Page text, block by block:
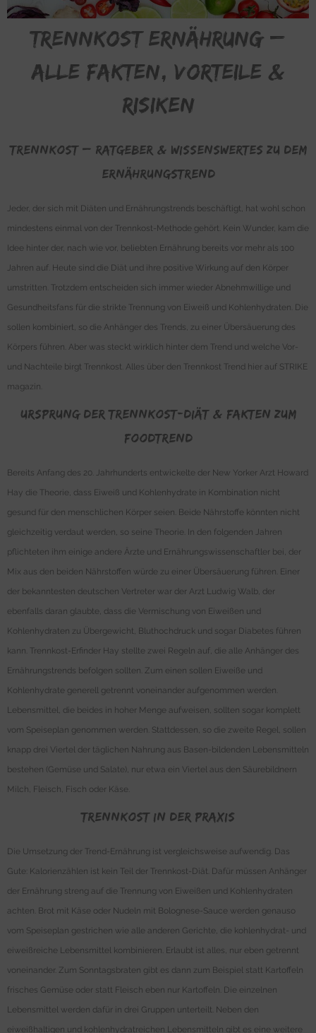
Trennkost Ernährung –
Alle Fakten, Vorteile &
Risiken
Trennkost – Ratgeber & Wissenswertes zu dem
Ernährungstrend
Jeder, der sich mit Diäten und Ernährungstrends beschäftigt, hat wohl schon
mindestens einmal von der Trennkost-Methode gehört. Kein Wunder, kam die
Idee hinter der, nach wie vor, beliebten Ernährung bereits vor mehr als 100
Jahren auf. Heute sind die Diät und ihre positive Wirkung auf den Körper
umstritten. Trotzdem entscheiden sich immer wieder Abnehmwillige und
Gesundheitsfans für die strikte Trennung von Eiweiß und Kohlenhydraten. Die
sollen kombiniert, so die Anhänger des Trends, zu einer Übersäuerung des
Körpers führen. Aber was steckt wirklich hinter dem Trend und welche Vor-
und Nachteile birgt Trennkost. Alles über den Trennkost Trend hier auf STRIKE
magazin.
Ursprung der Trennkost-Diät & Fakten zum
FoodTrend
Bereits Anfang des 20. Jahrhunderts entwickelte der New Yorker Arzt Howard
Hay die Theorie, dass Eiweiß und Kohlenhydrate in Kombination nicht
gesund für den menschlichen Körper seien. Beide Nährstoffe könnten nicht
gleichzeitig verdaut werden, so seine Theorie. In den folgenden Jahren
pflichteten ihm einige andere Ärzte und Ernährungswissenschaftler bei, der
Mix aus den beiden Nährstoffen würde zu einer Übersäuerung führen. Einer
der bekanntesten deutschen Vertreter war der Arzt Ludwig Walb, der
ebenfalls daran glaubte, dass die Vermischung von Eiweißen und
Kohlenhydraten zu Übergewicht, Bluthochdruck und sogar Diabetes führen
kann. Trennkost-Erfinder Hay stellte zwei Regeln auf, die alle Anhänger des
Ernährungstrends befolgen sollten. Zum einen sollen Eiweiße und
Kohlenhydrate generell getrennt voneinander aufgenommen werden.
Lebensmittel, die beides in hoher Menge aufweisen, sollten sogar komplett
vom Speiseplan genommen werden. Stattdessen, so die zweite Regel, sollen
knapp drei Viertel der täglichen Nahrung aus Basen-bildenden Lebensmitteln
bestehen (Gemüse und Salate), nur etwa ein Viertel aus den Säurebildnern
Milch, Fleisch, Fisch oder Käse.
Trennkost in der Praxis
Die Umsetzung der Trend-Ernährung ist vergleichsweise aufwendig. Das
Gute: Kalorienzählen ist kein Teil der Trennkost-Diät. Dafür müssen Anhänger
der Ernährung streng auf die Trennung von Eiweißen und Kohlenhydraten
achten. Brot mit Käse oder Nudeln mit Bolognese-Sauce werden genauso
vom Speiseplan gestrichen wie alle anderen Gerichte, die kohlenhydrat- und
eiweißreiche Lebensmittel kombinieren. Erlaubt ist alles, nur eben getrennt
voneinander. Zum Sonntagsbraten gibt es dann zum Beispiel statt Kartoffeln
frisches Gemüse oder statt Fleisch eben nur Kartoffeln. Die einzelnen
Lebensmittel werden dafür in drei Gruppen unterteilt. Neben den
eiweißhaltigen und kohlenhydratreichen Lebensmitteln gibt es eine weitere